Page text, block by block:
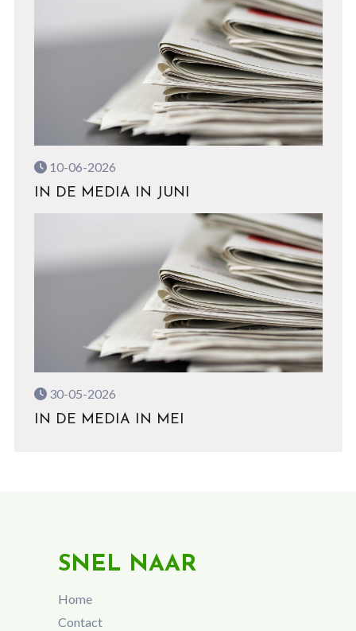
10-06-2026
IN DE MEDIA IN JUNI
30-05-2026
IN DE MEDIA IN MEI
SNEL NAAR
Home
Contact